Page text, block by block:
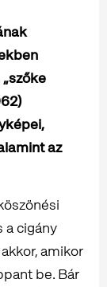
az
a cigány
amikor
be. Bár